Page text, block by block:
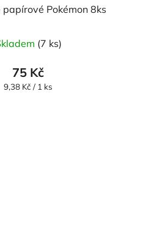
Pokémon 8ks
(7 ks)
75 Kč
Měrná
9,38 Kč / 1 ks